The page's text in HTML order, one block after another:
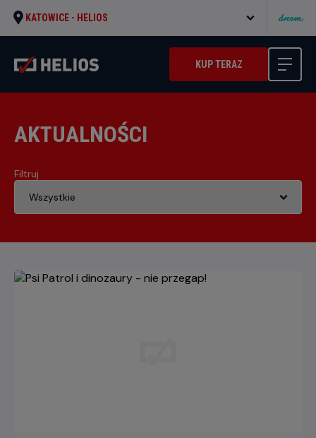
KATOWICE - HELIOS
KUP TERAZ
AKTUALNOŚCI
Filtruj